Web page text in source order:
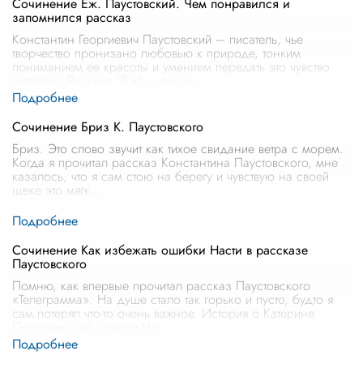
запомнился рассказ
Константин Георгиевич Паустовский – писатель, чье
творчество пронизано любовью к природе, тонким
пониманием ее красоты и умением передать это чувство
Сочинение Бриз К. Паустовского
Бриз. Это слово звучит как тихое свидание ветра с морем.
Когда я прочитал рассказ Константина Паустовского, мне
казалось, что я сам стою на берегу и чувствую на своей
щеке это мягк
Сочинение Как избежать ошибки Насти в рассказе
Паустовского
Помню, как впервые прочитал рассказ Паустовского
«Телеграмма». На душе стало так горько и пусто, будто я
сам потерял что-то очень важное. История о Катерине